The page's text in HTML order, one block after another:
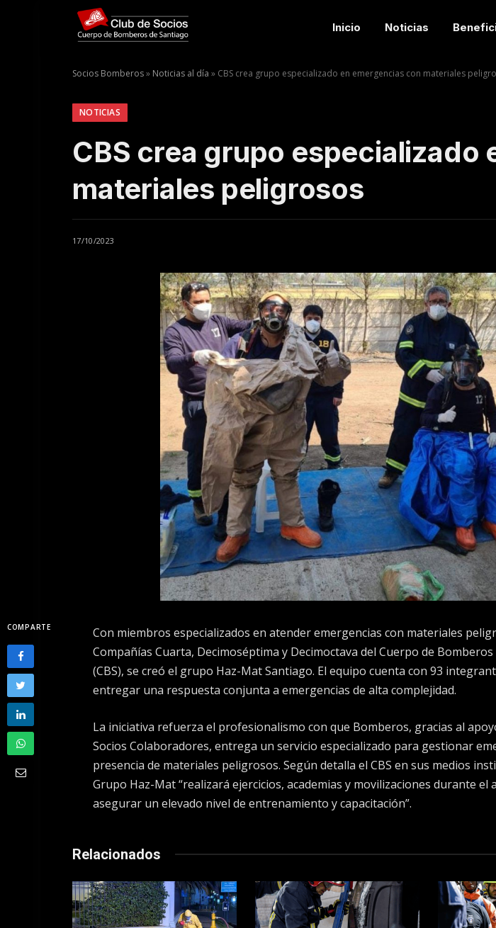
Inicio Noticias
Socios Bomberos» Noticias al día » CBS crea grupo especializado en emergencias con materiales
NOTICIAS
CBS crea grupo especializado
materiales peligrosos
17/10/2023
COMPARTE
Con miembros especializados en atender emergencias con materiales
Compañías Cuarta, Decimoséptima y Decimoctava del Cuerpo de
(CBS), se creó el grupo Haz-Mat Santiago. El equipo cuenta con 93
entregar una respuesta conjunta a emergencias de alta complejidad.
La iniciativa refuerza el profesionalismo con que Bomberos, gracias al
Socios Colaboradores, entrega un servicio especializado para gestionar
presencia de materiales peligrosos. Según detalla el CBS en sus medios
Grupo Haz-Mat “realizará ejercicios, academias y movilizaciones durante el
asegurar un elevado nivel de entrenamiento y capacitación”.
Relacionados